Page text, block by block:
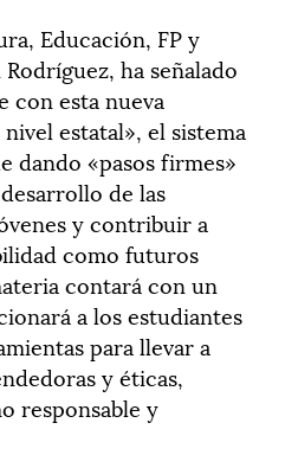
Educación, FP y
ha señalado
con esta nueva
estatal», el sistema
dando «pasos firmes»
de las
y contribuir a
como futuros
contará con un
a los estudiantes
para llevar a
y éticas,
responsable y